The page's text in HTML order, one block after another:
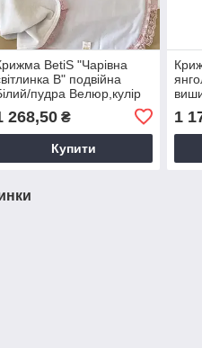
BetiS "Чарівна
В" подвійна
пудра Велюр,кулір
268,50₴
Купити
1